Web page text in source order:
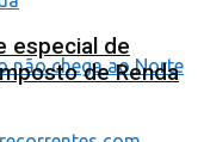
especial de
de Renda